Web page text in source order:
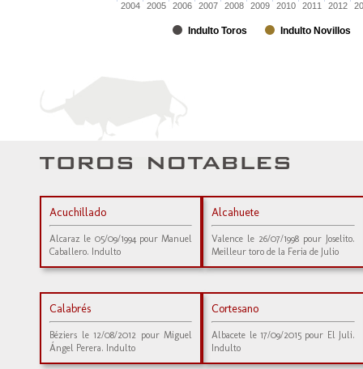
Indulto Toros Indulto Novillos
2004 2005 2006 2007 2008 2009 2010 2011 2012
Acuchillado
Alcaraz le 05/09/1994 pour Manuel
Caballero. Indulto
Alcahuete
Valence le 26/07/1998 pour Joselito.
Meilleur toro de la Feria de Julio
Calabrés
Béziers le 12/08/2012 pour Miguel
Ángel Perera. Indulto
Cortesano
Albacete le 17/09/2015 pour El Juli.
Indulto